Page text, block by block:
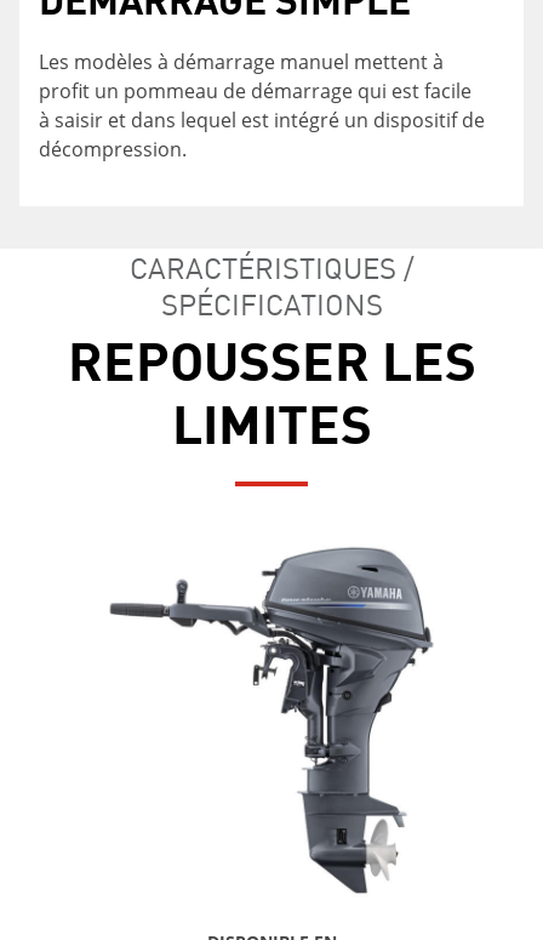
Les modèles à démarrage manuel mettent à
profit un pommeau de démarrage qui est facile
à saisir et dans lequel est intégré un dispositif de
décompression.
IDÉALE
Léger, compact et avare d'essence.
CARACTÉRISTIQUES /
SPÉCIFICATIONS
REPOUSSER LES
LIMITES